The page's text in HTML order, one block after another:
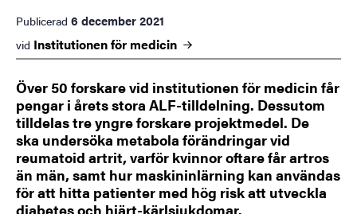
Publicerad 6 december 2021
vid Institutionen för medicin
Över 50 forskare vid institutionen för medicin får
pengar i årets stora ALF-tilldelning. Dessutom
tilldelas tre yngre forskare projektmedel. De
ska undersöka metabola förändringar vid
reumatoid artrit, varför kvinnor oftare får artros
än män, samt hur maskininlärning kan användas
för att hitta patienter med hög risk att utveckla
diabetes och hjärt-kärlsjukdomar.